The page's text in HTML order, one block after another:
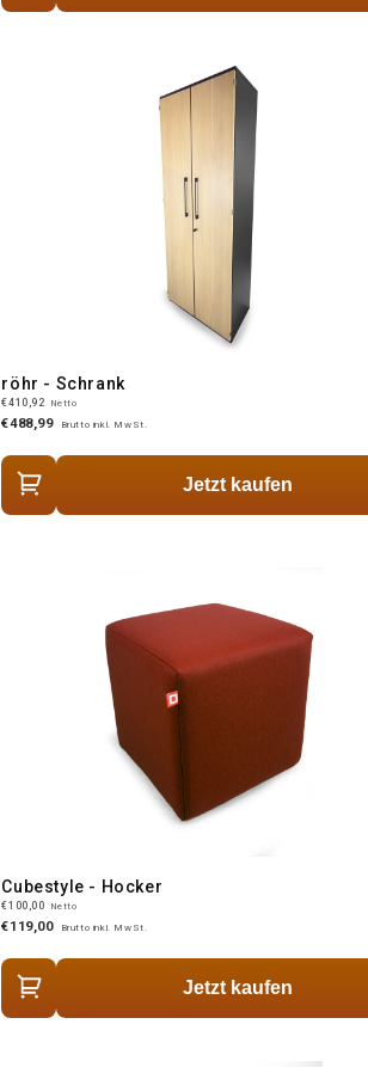
röhr - Schrank
€410,92 Netto
€488,99 Brutto inkl. MwSt.
Jetzt kaufen
Cubestyle - Hocker
€100,00 Netto
€119,00 Brutto inkl. MwSt.
Jetzt kaufen